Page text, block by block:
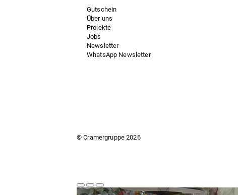
Gutschein
Über uns
Projekte
Jobs
Newsletter
WhatsApp Newsletter
© Cramergruppe2026